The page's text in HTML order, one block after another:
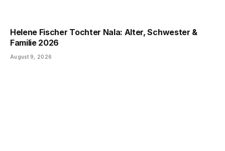
Helene Fischer Tochter Nala: Alter, Schwester &
Familie 2026
August 9, 2026